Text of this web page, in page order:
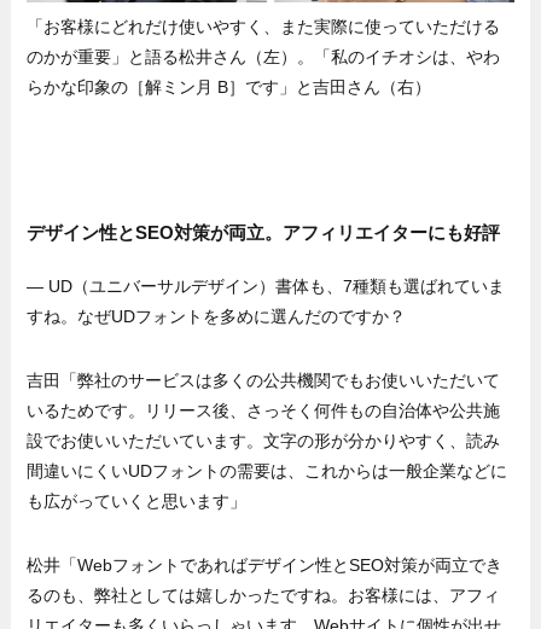
「お客様にどれだけ使いやすく、また実際に使っていただける
のかが重要」と語る松井さん（左）。「私のイチオシは、やわ
らかな印象の［解ミン月 B］です」と吉田さん（右）
デザイン性とSEO対策が両立。アフィリエイターにも好評
— UD（ユニバーサルデザイン）書体も、7種類も選ばれていま
すね。なぜUDフォントを多めに選んだのですか？
吉田「弊社のサービスは多くの公共機関でもお使いいただいて
いるためです。リリース後、さっそく何件もの自治体や公共施
設でお使いいただいています。文字の形が分かりやすく、読み
間違いにくいUDフォントの需要は、これからは一般企業などに
も広がっていくと思います」
松井「Webフォントであればデザイン性とSEO対策が両立でき
るのも、弊社としては嬉しかったですね。お客様には、アフィ
リエイターも多くいらっしゃいます。Webサイトに個性が出せ